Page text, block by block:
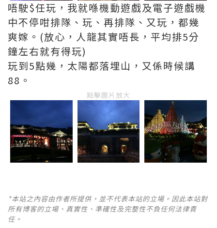
唔駛$任玩，我就喺機動遊戲及電子遊戲機
中不停咁排隊、玩、再排隊、又玩，都幾
爽嫁。(放心，人龍其實唔長，平均排5分
鐘左右就有得玩)
玩到5點幾，太陽都落埋山，又係時候講
88。
點擊圖片放大
*本站之內容由作者所提供，並不代表本站的立場。因此本站對
所有博客的立場、真實性、準確性及完整性不負任何法律責
任。